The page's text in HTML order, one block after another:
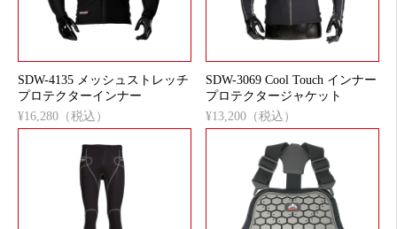
SDW-4135 メッシュストレッチ
プロテクターインナー
¥16,280（税込）
SDW-3069 Cool Touch インナー
プロテクタージャケット
¥13,200（税込）